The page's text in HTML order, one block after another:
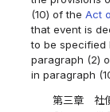
(10) of theAct
that event is
to be specified
paragraph (2)
in paragraph
第三章 社